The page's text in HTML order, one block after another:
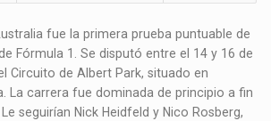
fue la primera prueba puntuable de
Fórmula 1. Se disputó entre el 14 y 16 de
Circuito de Albert Park, situado en
La carrera fue dominada de principio a fin
seguirían Nick Heidfeld y Nico Rosberg,